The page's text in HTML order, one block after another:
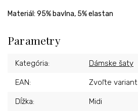
Materiál: 95% bavlna, 5% elastan
Parametry
Kategória: Dámske šaty
EAN: Zvoľte variant
Dĺžka: Midi